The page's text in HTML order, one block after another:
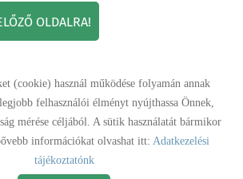
OLDALRA!
Adatkezelési tájékoztató Impresszum
(cookie) használ működése folyamán annak
felhasználói élményt nyújthassa Önnek,
mérése céljából. A sütik használatát bármikor
információkat olvashat itt: Adatkezelési
tájékoztatónk